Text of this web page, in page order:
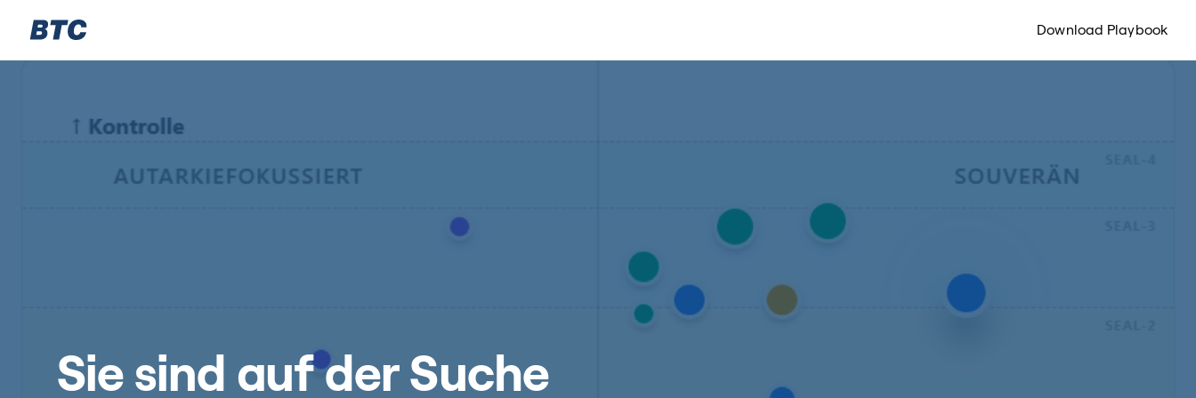
Download Playbook
Sie sind auf der Suche